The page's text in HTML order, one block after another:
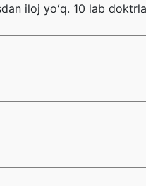
iloj yoʻq. 10 lab